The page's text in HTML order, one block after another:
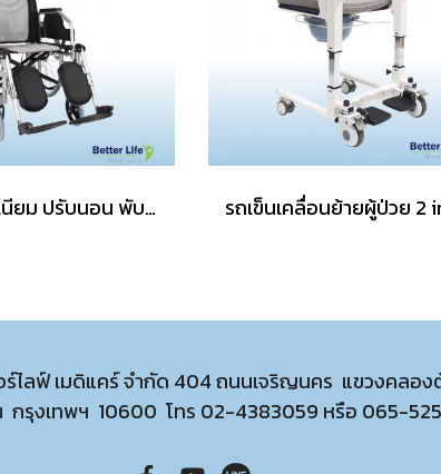
รถเข็นอลูมิเนียม ปรับนอน พับได้
ร์ไลฟ์ เมดิแคร์ จำกัด 404 ถนนเจริญนคร แขวงคลอง
กรุงเทพฯ 10600 โทร 02-4383059 หรือ 065-